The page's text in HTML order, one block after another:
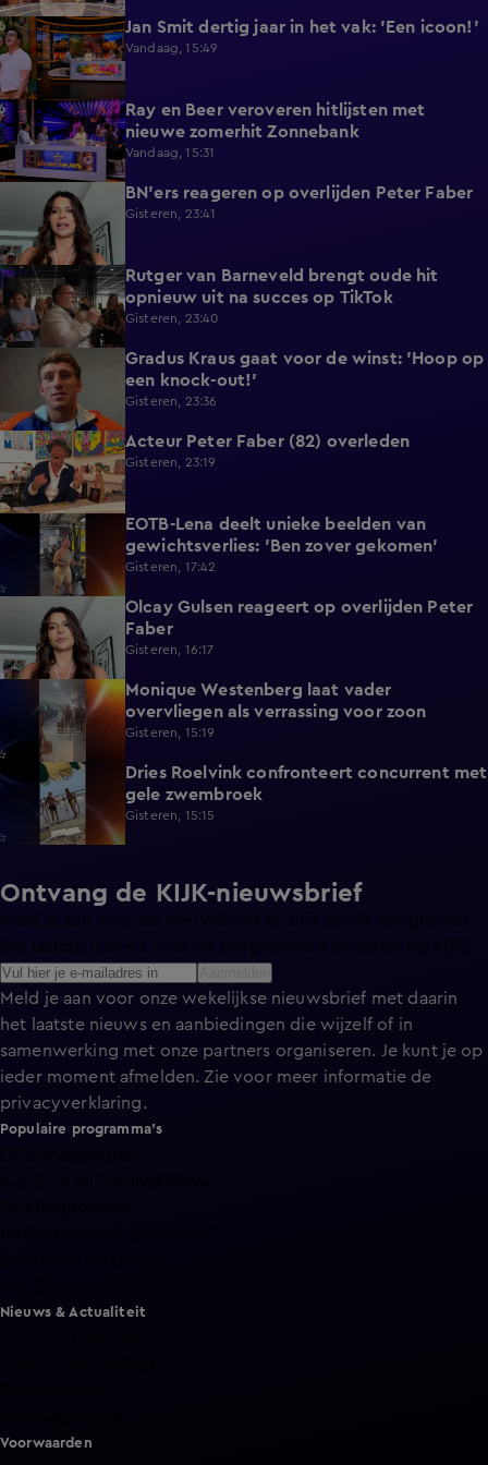
7:33 Jan Smit dertig jaar in het vak: 'Een icoon!'
Vandaag, 15:49
4:47
Ray en Beer veroveren hitlijsten met
nieuwe zomerhit Zonnebank
Vandaag, 15:31
BN'ers reageren op overlijden Peter Faber
Gisteren, 23:41
1:29
Rutger van Barneveld brengt oude hit
opnieuw uit na succes op TikTok
Gisteren, 23:40
Gradus Kraus gaat voor de winst: 'Hoop op
een knock-out!'
Gisteren, 23:36
2:11 Acteur Peter Faber (82) overleden
Gisteren, 23:19
0:13
EOTB-Lena deelt unieke beelden van
gewichtsverlies: 'Ben zover gekomen'
Gisteren, 17:42
Olcay Gulsen reageert op overlijden Peter
Faber
Gisteren, 16:17
Monique Westenberg laat vader
overvliegen als verrassing voor zoon
Gisteren, 15:19
0:17
Dries Roelvink confronteert concurrent met
gele zwembroek
Gisteren, 15:15
Ontvang de KIJK-nieuwsbrief
Meld je aan voor de nieuwsbrief en blijf op de hoogte van
Meld je aan voor onze wekelijkse nieuwsbrief met daarin
het laatste nieuws en aanbiedingen die wijzelf of in
samenwerking met onze partners organiseren. Je kunt je op
ieder moment afmelden. Zie voor meer informatie de
privacyverklaring.
Populaire programma's
Nieuws & Actualiteit
Voorwaarden